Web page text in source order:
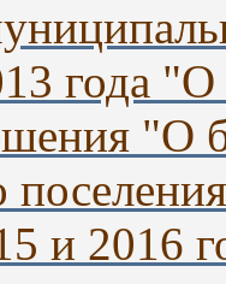
года
"О
и 2016